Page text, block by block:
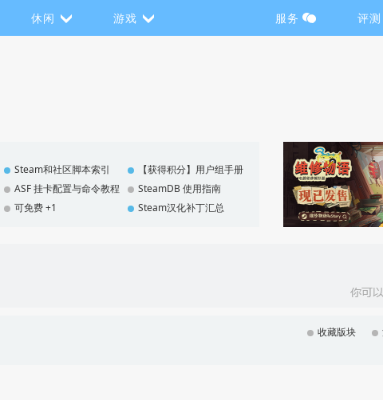
休闲 游戏 服务 评测
Steam和社区脚本索引
【获得积分】用户组手册
ASF 挂卡配置与命令教程
SteamDB 使用指南
可免费 +1 Steam汉化补丁汇总
收藏版块